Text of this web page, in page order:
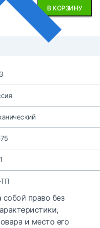
В КОРЗИНУ
собой право без
и место его